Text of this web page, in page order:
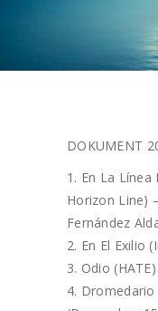
DOKUMENT
En La
Horizon Line)
Fernández
En El Exilio
Odio